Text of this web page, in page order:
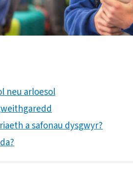
neu arloesol
a safonau dysgwyr?